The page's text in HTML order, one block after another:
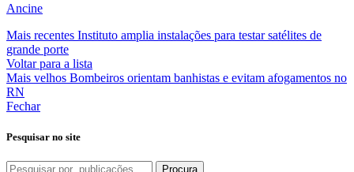
Ancine
Mais recentes Instituto amplia instalações para testar satélites de
grande porte
Voltar para a lista
Mais velhos Bombeiros orientam banhistas e evitam afogamentos no
RN
Fechar
Pesquisar no site
Procura